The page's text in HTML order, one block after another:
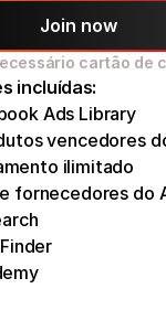
Join now
cartão de
incluídas:
Ads Library
vencedores
ilimitado
fornecedores do